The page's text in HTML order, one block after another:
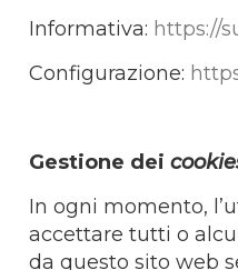
Informativa: https://
Configurazione:
Gestione dei
In ogni momento,
accettare tutti o
da questo sito web